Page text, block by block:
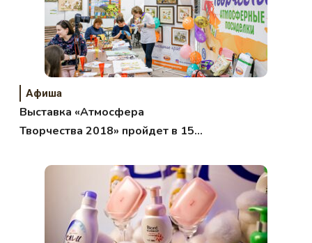
Афиша
Выставка «Атмосфера
Творчества 2018» пройдет в 15-й